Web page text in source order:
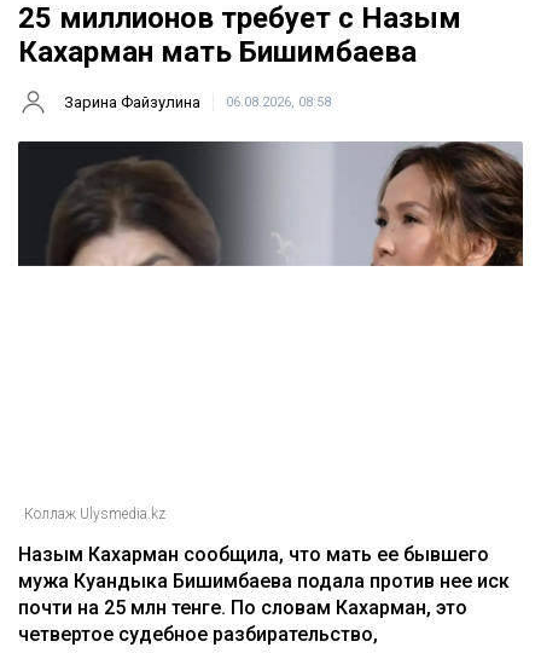
25 миллионов требует с Назым
Кахарман мать Бишимбаева
Зарина Файзулина 06.08.2026, 08:58
Коллаж Ulysmedia.kz
Назым Кахарман сообщила, что мать ее бывшего
мужа Куандыка Бишимбаева подала против нее иск
почти на 25 млн тенге. По словам Кахарман, это
четвертое судебное разбирательство,